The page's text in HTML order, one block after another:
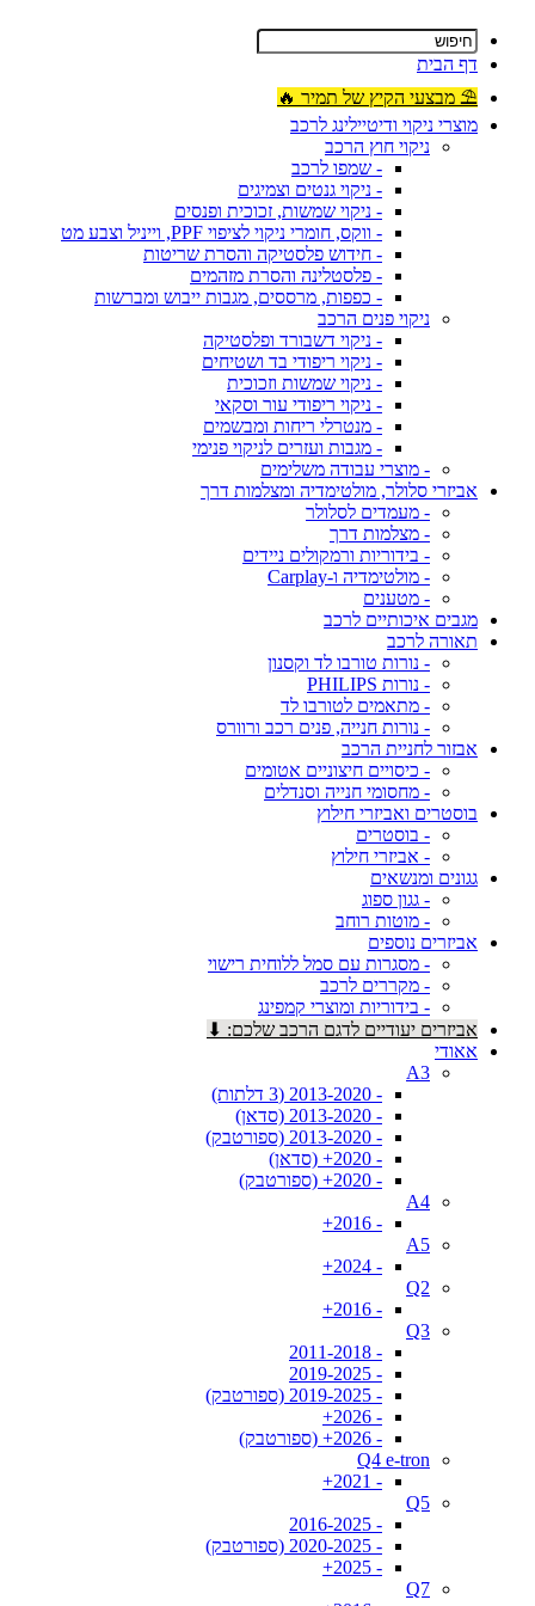
דף הבית
⛱ מבצעי הקיץ של תמיר 🔥
מוצרי ניקוי ודיטיילינג לרכב
ניקוי חוץ הרכב
- שמפו לרכב
- ניקוי גנטים וצמיגים
- ניקוי שמשות, זכוכית ופנסים
- ווקס, חומרי ניקוי לציפוי PPF, וייניל וצבע מט
- חידוש פלסטיקה והסרת שריטות
- פלסטלינה והסרת מזהמים
- כפפות, מרססים, מגבות ייבוש ומברשות
ניקוי פנים הרכב
- ניקוי דשבורד ופלסטיקה
- ניקוי ריפודי בד ושטיחים
- ניקוי שמשות וזכוכית
- ניקוי ריפודי עור וסקאי
- מנטרלי ריחות ומבשמים
- מגבות ועזרים לניקוי פנימי
- מוצרי עבודה משלימים
אביזרי סלולר, מולטימדיה ומצלמות דרך
- מעמדים לסלולר
- מצלמות דרך
- בידוריות ורמקולים ניידים
- מולטימדיה ו-Carplay
- מטענים
מגבים איכותיים לרכב
תאורה לרכב
- נורות טורבו לד וקסנון
- נורות PHILIPS
- מתאמים לטורבו לד
- נורות חנייה, פנים רכב ורוורס
אבזור לחניית הרכב
- כיסויים חיצוניים אטומים
- מחסומי חנייה וסנדלים
בוסטרים ואביזרי חילוץ
- בוסטרים
- אביזרי חילוץ
גגונים ומנשאים
- גגון ספוג
- מוטות רוחב
אביזרים נוספים
- מסגרות עם סמל ללוחית רישוי
- מקררים לרכב
- בידוריות ומוצרי קמפינג
אביזרים יעודיים לדגם הרכב שלכם: ⬇
אאודי
A3
- 2013-2020 (3 דלתות)
- 2013-2020 (סדאן)
- 2013-2020 (ספורטבק)
- 2020+ (סדאן)
- 2020+ (ספורטבק)
A4
- 2016+
A5
- 2024+
Q2
- 2016+
Q3
- 2011-2018
- 2019-2025
- 2019-2025 (ספורטבק)
- 2026+
- 2026+ (ספורטבק)
Q4 e-tron
- 2021+
Q5
- 2016-2025
- 2020-2025 (ספורטבק)
- 2025+
Q7